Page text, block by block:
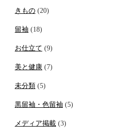
きもの (20)
留袖 (18)
お仕立て (9)
美と健康 (7)
未分類 (5)
黒留袖・色留袖 (5)
メディア掲載 (3)